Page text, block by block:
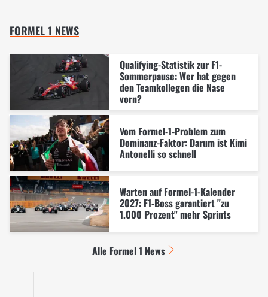
FORMEL 1 NEWS
Qualifying-Statistik zur F1-
Sommerpause: Wer hat gegen
den Teamkollegen die Nase
vorn?
Vom Formel-1-Problem zum
Dominanz-Faktor: Darum ist Kimi
Antonelli so schnell
Warten auf Formel-1-Kalender
2027: F1-Boss garantiert "zu
1.000 Prozent" mehr Sprints
Alle Formel 1 News